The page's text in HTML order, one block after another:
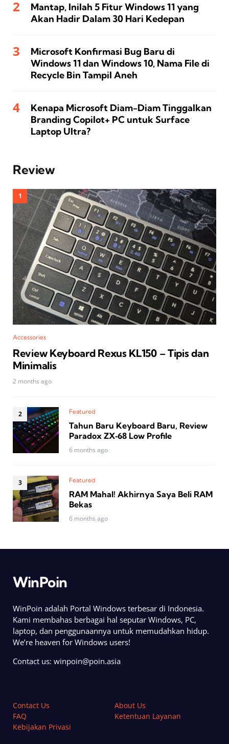
Mantap, Inilah 5 Fitur Windows 11 yang
Akan Hadir Dalam 30 Hari Kedepan
Microsoft Konfirmasi Bug Baru di
Windows 11 dan Windows 10, Nama File di
Recycle Bin Tampil Aneh
Kenapa Microsoft Diam-Diam Tinggalkan
Branding Copilot+ PC untuk Surface
Laptop Ultra?
Review
Accessories
Review Keyboard Rexus KL150 – Tipis dan
Minimalis
2 months ago
Featured
Tahun Baru Keyboard Baru, Review
Paradox ZX‑68 Low Profile
6 months ago
Featured
RAM Mahal! Akhirnya Saya Beli RAM
Bekas
6 months ago
WinPoin
WinPoin adalah Portal Windows terbesar di Indonesia.
Kami membahas berbagai hal seputar Windows, PC,
laptop, dan penggunaannya untuk memudahkan hidup.
We’re heaven for Windows users!
Contact us: winpoin@poin.asia
Contact Us
About Us
FAQ
Ketentuan Layanan
Kebijakan Privasi